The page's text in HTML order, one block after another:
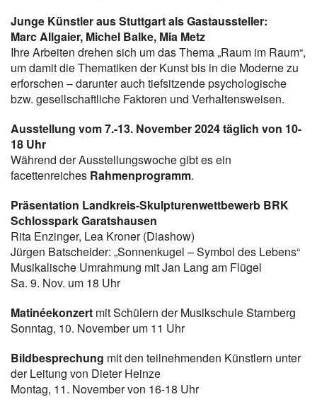
Junge Künstler aus Stuttgart als Gastaussteller:
Marc Allgaier, Michel Balke, Mia Metz
Ihre Arbeiten drehen sich um das Thema „Raum im Raum“,
um damit die Thematiken der Kunst bis in die Moderne zu
erforschen – darunter auch tiefsitzende psychologische
bzw. gesellschaftliche Faktoren und Verhaltensweisen.
Ausstellung vom 7.-13. November 2024 täglich von 10-
18 Uhr
Während der Ausstellungswoche gibt es ein
facettenreiches Rahmenprogramm.
Präsentation Landkreis-Skulpturenwettbewerb BRK
Schlosspark Garatshausen
Rita Enzinger, Lea Kroner (Diashow)
Jürgen Batscheider: „Sonnenkugel – Symbol des Lebens“
Musikalische Umrahmung mit Jan Lang am Flügel
Sa. 9. Nov. um 18 Uhr
Matinéekonzert mit Schülern der Musikschule Starnberg
Sonntag, 10. November um 11 Uhr
Bildbesprechung mit den teilnehmenden Künstlern unter
der Leitung von Dieter Heinze
Montag, 11. November von 16-18 Uhr